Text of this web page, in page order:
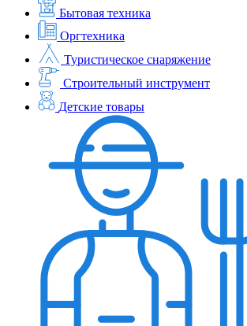
Бытовая техника
Оргтехника
Туристическое снаряжение
Строительный инструмент
Детские товары